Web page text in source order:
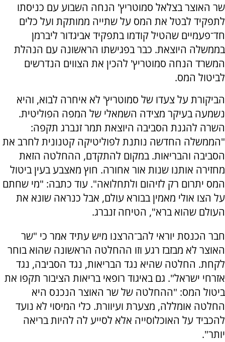
שר האוצר בצלאל סמוטריץ' הנחה השבוע עם כניסתו
לתפקיד לבטל את המס על שתייה ממותקת ועל כלים
חד־פעמיים שהטיל קודמו בתפקיד אביגדור ליברמן
בממשלה היוצאת. כבר בפגישתו הראשונה עם הנהלת
המשרד הנחה סמוטריץ' להכין את הצווים הנדרשים
לביטול המס.
הביקורת על צעדו של סמוטריץ' לא איחרה לבוא, והיא
נשמעה בעיקר מצידה השמאלי של המפה הפוליטית.
השרה להגנת הסביבה היוצאת תמר זנברג תקפה:
"הממשלה החדשה נותנת לפוליטיקה קטנונית לחרב את
הסביבה והבריאות. במקום להתקדם, ההחלטה הזאת
מחזירה אותנו שנות אור אחורה. חוץ מאצבע בעין ביטול
המס יתרום רק לזיהום ולתחלואה". עוד כתבה: "מי שחתם
על הצו אולי מאמין בבורא עולם, אבל כנראה שונא את
העולם שהוא ברא", הטיחה זנברג.
חבר הכנסת יוראי להב־הרצנו מיש עתיד אמר כי "שר
האוצר לא מבזבז רגע וזו ההחלטה הראשונה שהוא בוחר
לקחת. החלטה שהיא נגד הבריאות, נגד הסביבה, נגד
אזרחי ישראל". גם באיגוד רופאי בריאות הציבור תקפו את
ביטול המס: "ההחלטה של שר האוצר הנכנס היא
החלטה אומללה, מצערת ועיוורת. כלי המיסוי לא נועד
להכביד על האוכלוסייה אלא לסייע לה להיות בריאה
יותר".